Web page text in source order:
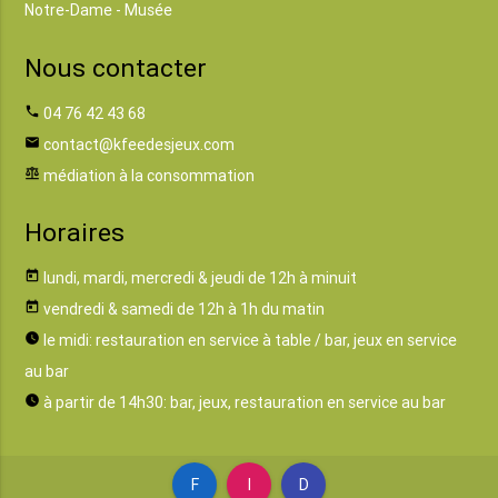
Notre-Dame - Musée
Nous contacter
phone 04 76 42 43 68
email contact@kfeedesjeux.com
balance médiation à la consommation
Horaires
today lundi, mardi, mercredi & jeudi de 12h à minuit
today vendredi & samedi de 12h à 1h du matin
watch_later le midi: restauration en service à table / bar, jeux en service
au bar
watch_later à partir de 14h30: bar, jeux, restauration en service au bar
F D